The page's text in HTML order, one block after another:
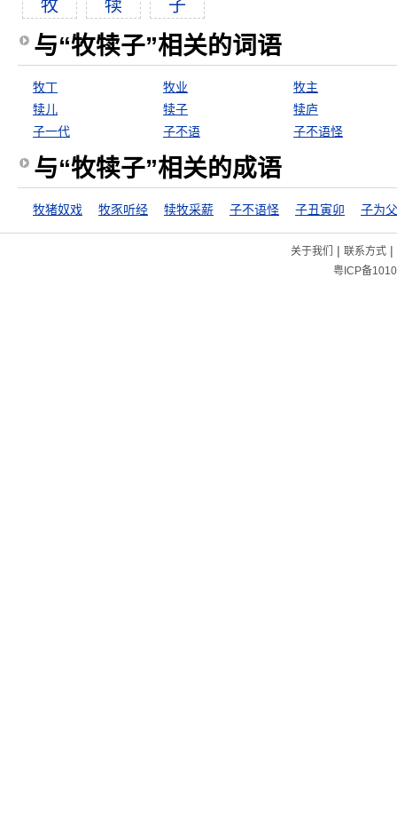
牧 犊 子
与“牧犊子”相关的词语
牧丁 牧业
牧主
犊儿
犊子
犊庐
子一代
子不语 子不语怪
与“牧犊子”相关的成语
牧猪奴戏 牧豕听经 犊牧采薪 子不语怪 子丑寅卯 子为
关于我们 | 联系方式|
粤ICP备